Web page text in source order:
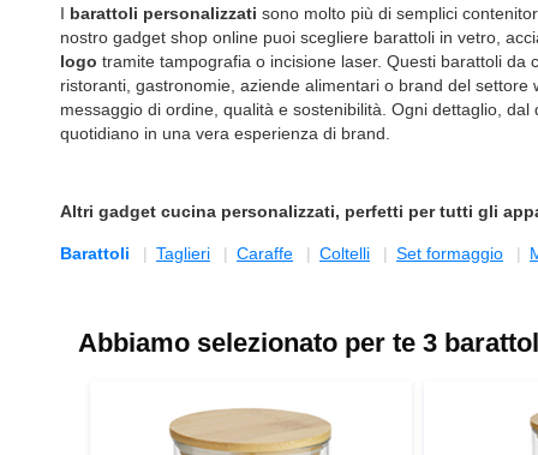
I barattoli personalizzati sono molto più di semplici
nostro gadget shop online puoi scegliere barattoli in vetro,
logo tramite tampografia o incisione laser. Questi barattoli da
ristoranti, gastronomie, aziende alimentari o brand del
messaggio di ordine, qualità e sostenibilità. Ogni dettaglio,
quotidiano in una vera esperienza di brand.
Altri gadget cucina personalizzati, perfetti per tutti gli
Barattoli Taglieri Caraffe Coltelli Set formaggio
Abbiamo selezionato per te 3